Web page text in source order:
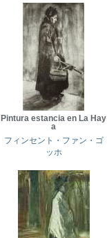
Pintura estancia en La Hay
a
フィンセント・ファン・ゴ
ッホ